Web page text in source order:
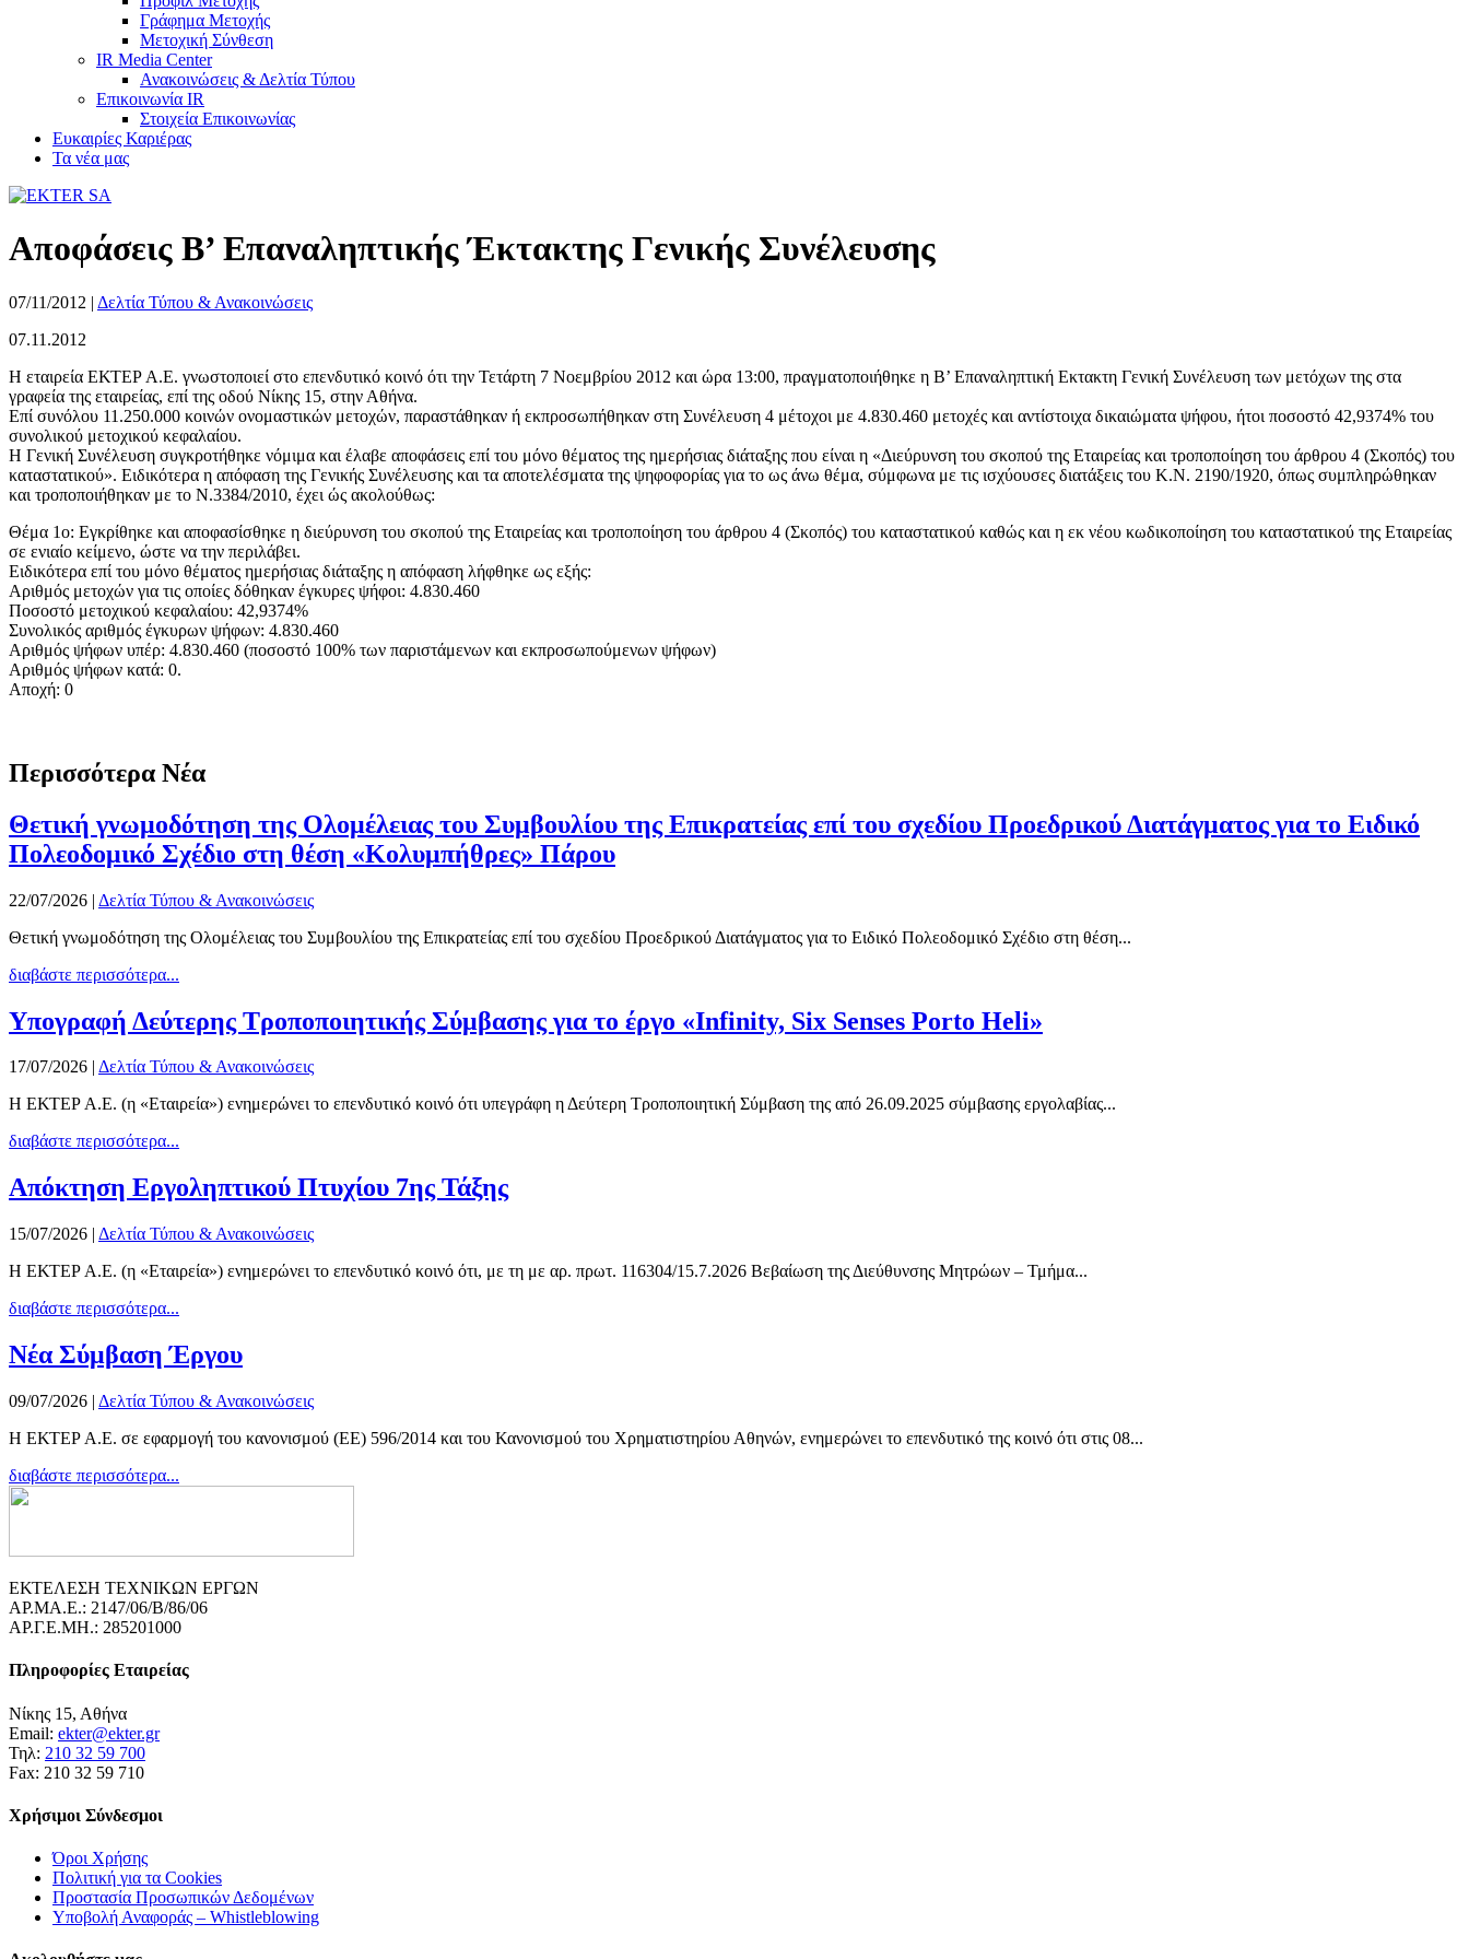
Γράφημα Μετοχής
Μετοχική Σύνθεση
IR Media Center
Ανακοινώσεις & Δελτία Τύπου
Επικοινωνία IR
Στοιχεία Επικοινωνίας
Ευκαιρίες Καριέρας
Τα νέα μας
Αποφάσεις Β’ Επαναληπτικής Έκτακτης Γενικής Συνέλευσης
07/11/2012 | Δελτία Τύπου & Ανακοινώσεις
07.11.2012
Η εταιρεία ΕΚΤΕΡ Α.Ε. γνωστοποιεί στο επενδυτικό κοινό ότι την Τετάρτη 7 Νοεμβρίου 2012 και ώρα 13:00, πραγματοποιήθηκε η Β’ Επαναληπτική Εκτακτη Γενική Συνέλευση των μετόχων της στα
γραφεία της εταιρείας, επί της οδού Νίκης 15, στην Αθήνα.
Επί συνόλου 11.250.000 κοινών ονομαστικών μετοχών, παραστάθηκαν ή εκπροσωπήθηκαν στη Συνέλευση 4 μέτοχοι με 4.830.460 μετοχές και αντίστοιχα δικαιώματα ψήφου, ήτοι ποσοστό 42,9374% του
συνολικού μετοχικού κεφαλαίου.
Η Γενική Συνέλευση συγκροτήθηκε νόμιμα και έλαβε αποφάσεις επί του μόνο θέματος της ημερήσιας διάταξης που είναι η «Διεύρυνση του σκοπού της Εταιρείας και τροποποίηση του άρθρου 4 (Σκοπός) του
καταστατικού». Ειδικότερα η απόφαση της Γενικής Συνέλευσης και τα αποτελέσματα της ψηφοφορίας για το ως άνω θέμα, σύμφωνα με τις ισχύουσες διατάξεις του Κ.Ν. 2190/1920, όπως συμπληρώθηκαν
και τροποποιήθηκαν με το Ν.3384/2010, έχει ώς ακολούθως:
Θέμα 1ο: Εγκρίθηκε και αποφασίσθηκε η διεύρυνση του σκοπού της Εταιρείας και τροποποίηση του άρθρου 4 (Σκοπός) του καταστατικού καθώς και η εκ νέου κωδικοποίηση του καταστατικού της Εταιρείας
σε ενιαίο κείμενο, ώστε να την περιλάβει.
Ειδικότερα επί του μόνο θέματος ημερήσιας διάταξης η απόφαση λήφθηκε ως εξής:
Αριθμός μετοχών για τις οποίες δόθηκαν έγκυρες ψήφοι: 4.830.460
Ποσοστό μετοχικού κεφαλαίου: 42,9374%
Συνολικός αριθμός έγκυρων ψήφων: 4.830.460
Αριθμός ψήφων υπέρ: 4.830.460 (ποσοστό 100% των παριστάμενων και εκπροσωπούμενων ψήφων)
Αριθμός ψήφων κατά: 0.
Αποχή: 0
Περισσότερα Νέα
Θετική γνωμοδότηση της Ολομέλειας του Συμβουλίου της Επικρατείας επί του σχεδίου Προεδρικού Διατάγματος για το Ειδικό
Πολεοδομικό Σχέδιο στη θέση «Κολυμπήθρες» Πάρου
22/07/2026 | Δελτία Τύπου & Ανακοινώσεις
Θετική γνωμοδότηση της Ολομέλειας του Συμβουλίου της Επικρατείας επί του σχεδίου Προεδρικού Διατάγματος για το Ειδικό Πολεοδομικό Σχέδιο στη θέση...
διαβάστε περισσότερα...
Υπογραφή Δεύτερης Τροποποιητικής Σύμβασης για το έργο «Infinity, Six Senses Porto Heli»
17/07/2026 | Δελτία Τύπου & Ανακοινώσεις
Η ΕΚΤΕΡ Α.Ε. (η «Εταιρεία») ενημερώνει το επενδυτικό κοινό ότι υπεγράφη η Δεύτερη Τροποποιητική Σύμβαση της από 26.09.2025 σύμβασης εργολαβίας...
διαβάστε περισσότερα...
Απόκτηση Εργοληπτικού Πτυχίου 7ης Τάξης
15/07/2026 | Δελτία Τύπου & Ανακοινώσεις
Η ΕΚΤΕΡ Α.Ε. (η «Εταιρεία») ενημερώνει το επενδυτικό κοινό ότι, με τη με αρ. πρωτ. 116304/15.7.2026 Βεβαίωση της Διεύθυνσης Μητρώων – Τμήμα...
διαβάστε περισσότερα...
Νέα Σύμβαση Έργου
09/07/2026 | Δελτία Τύπου & Ανακοινώσεις
Η ΕΚΤΕΡ Α.Ε. σε εφαρμογή του κανονισμού (ΕΕ) 596/2014 και του Κανονισμού του Χρηματιστηρίου Αθηνών, ενημερώνει το επενδυτικό της κοινό ότι στις 08...
διαβάστε περισσότερα...
ΕΚΤΕΛΕΣΗ ΤΕΧΝΙΚΩΝ ΕΡΓΩΝ
ΑΡ.ΜΑ.Ε.: 2147/06/B/86/06
ΑΡ.Γ.Ε.ΜΗ.: 285201000
Πληροφορίες Εταιρείας
Νίκης 15, Αθήνα
Email: ekter@ekter.gr
Τηλ: 210 32 59 700
Fax: 210 32 59 710
Χρήσιμοι Σύνδεσμοι
Όροι Χρήσης
Πολιτική για τα Cookies
Προστασία Προσωπικών Δεδομένων
Υποβολή Αναφοράς – Whistleblowing